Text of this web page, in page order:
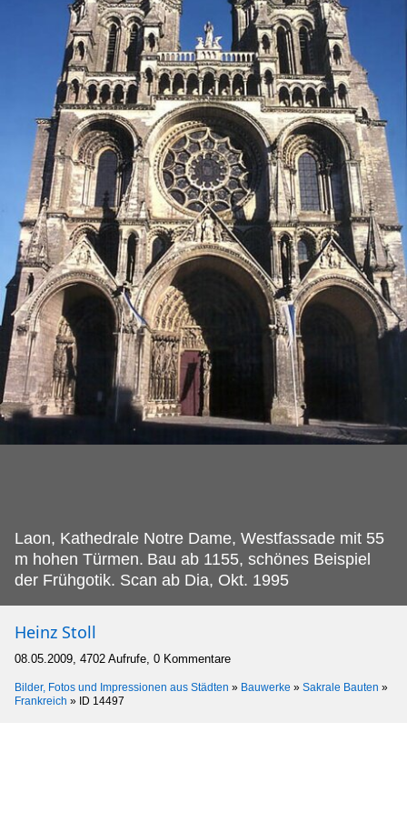
Laon, Kathedrale Notre Dame, Westfassade mit 55
m hohen Türmen. Bau ab 1155, schönes Beispiel
der Frühgotik. Scan ab Dia, Okt. 1995
Heinz Stoll
08.05.2009, 4702 Aufrufe, 0 Kommentare
Bilder, Fotos und Impressionen aus Städten » Bauwerke » Sakrale Bauten »
Frankreich » ID 14497